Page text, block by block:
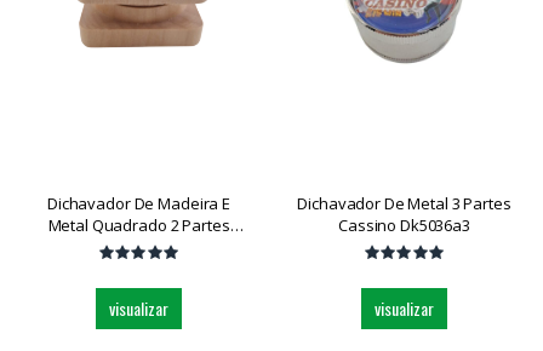
Dichavador De Madeira E
Metal Quadrado 2 Partes
Medio Dk4878 Und
visualizar
Dichavador De Metal 3 Partes
Cassino Dk5036a3
visualizar